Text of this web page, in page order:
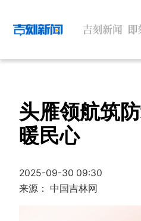
头雁领航筑
暖民心
2025-09-30 09:30
来源： 中国吉林网